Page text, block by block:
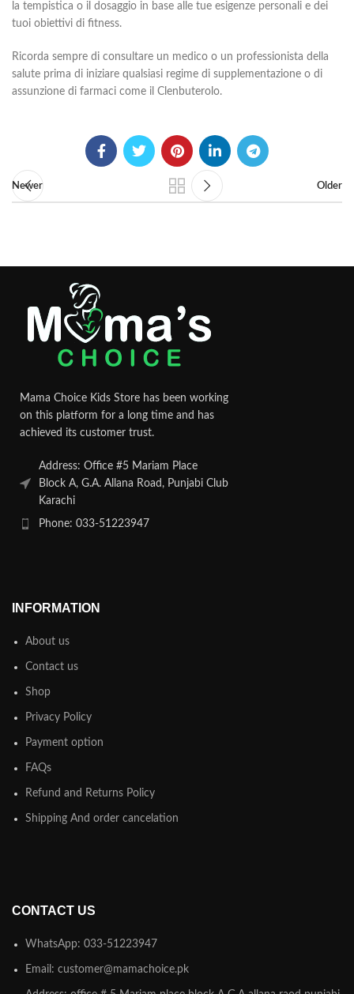
la tempistica o il dosaggio in base alle tue esigenze personali e dei
tuoi obiettivi di fitness.
Ricorda sempre di consultare un medico o un professionista della
salute prima di iniziare qualsiasi regime di supplementazione o di
assunzione di farmaci come il Clenbuterolo.
Newer Older
Mama Choice Kids Store has been working
on this platform for a long time and has
achieved its customer trust.
Address: Office #5 Mariam Place
Block A, G.A. Allana Road, Punjabi Club
Karachi
Phone: 033-51223947
INFORMATION
About us
Contact us
Shop
Privacy Policy
Payment option
FAQs
Refund and Returns Policy
Shipping And order cancelation
CONTACT US
WhatsApp: 033-51223947
Email: customer@mamachoice.pk